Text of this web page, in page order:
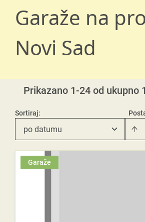
Garaže na
Novi Sad
Prikazano 1-24 od ukupno
Sortiraj:
po datumu
Garaže